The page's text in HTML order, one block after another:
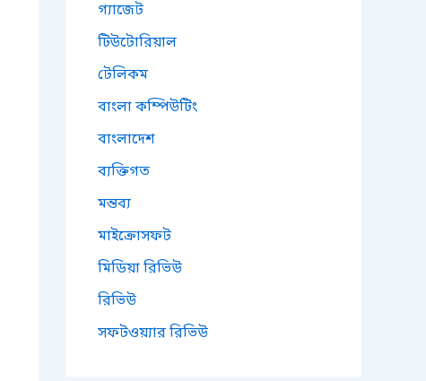
গ্যাজেট
টিউটোরিয়াল
টেলিকম
বাংলা কম্পিউটিং
বাংলাদেশ
ব্যক্তিগত
মন্তব্য
মাইক্রোসফট
মিডিয়া রিভিউ
রিভিউ
সফটওয়্যার রিভিউ